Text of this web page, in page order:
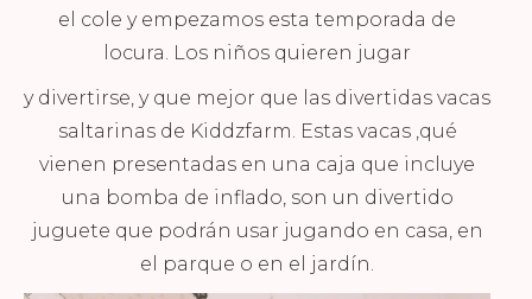
el cole y empezamos esta temporada de
locura. Los niños quieren jugar
y divertirse, y que mejor que las divertidas vacas
saltarinas de Kiddzfarm. Estas vacas ,qué
vienen presentadas en una caja que incluye
una bomba de inflado, son un divertido
juguete que podrán usar jugando en casa, en
el parque o en el jardín.